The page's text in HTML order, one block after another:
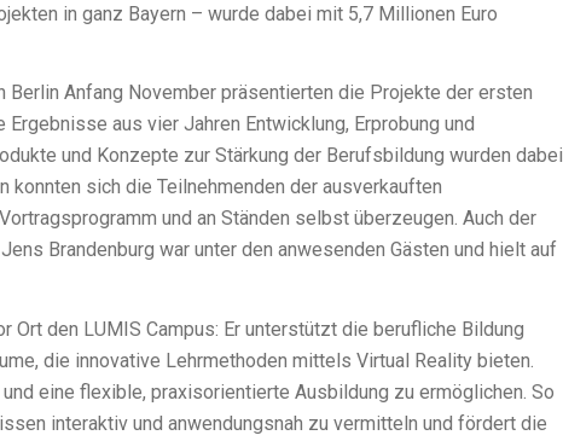
in ganz Bayern – wurde dabei mit 5,7 Millionen Euro
Berlin Anfang November präsentierten die Projekte der ersten
aus vier Jahren Entwicklung, Erprobung und
und Konzepte zur Stärkung der Berufsbildung wurden dabei
konnten sich die Teilnehmenden der ausverkauften
und an Ständen selbst überzeugen. Auch der
Brandenburg war unter den anwesenden Gästen und hielt auf
Ort den LUMIS Campus: Er unterstützt die berufliche Bildung
die innovative Lehrmethoden mittels Virtual Reality bieten.
eine flexible, praxisorientierte Ausbildung zu ermöglichen. So
interaktiv und anwendungsnah zu vermitteln und fördert die